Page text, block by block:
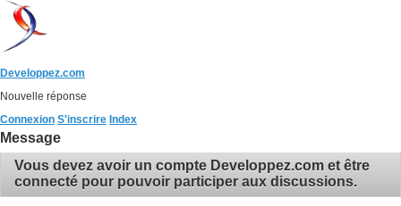
Developpez.com
Nouvelle réponse
Connexion S'inscrire Index
Message
Vous devez avoir un compte Developpez.com et être
connecté pour pouvoir participer aux discussions.